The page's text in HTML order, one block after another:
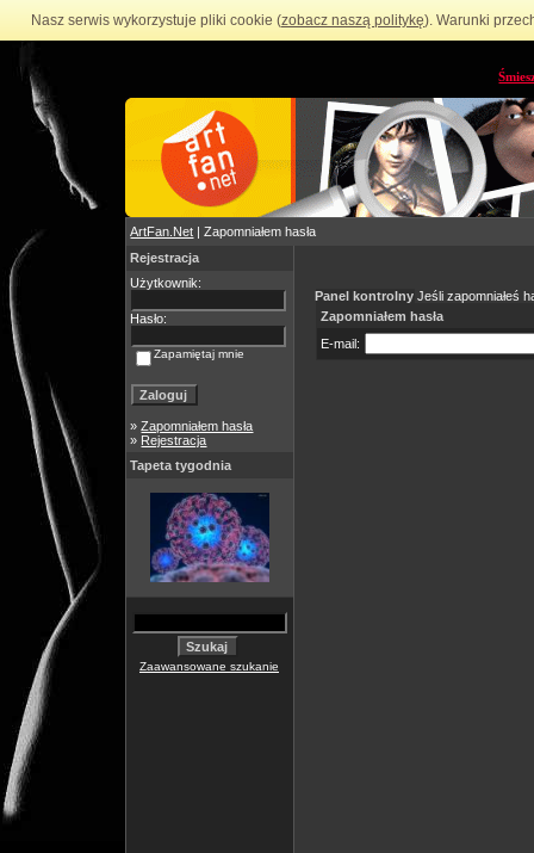
Nasz serwis wykorzystuje pliki cookie (zobacz naszą politykę). Warunki
ArtFan.Net | Zapomniałem hasła
Rejestracja
Użytkownik:
Hasło:
Zapamiętaj mnie
»Zapomniałem hasła
» Rejestracja
Tapeta tygodnia
Zaawansowane szukanie
Panel kontrolny Jeśli zapomniałeś
Zapomniałem hasła
E-mail: